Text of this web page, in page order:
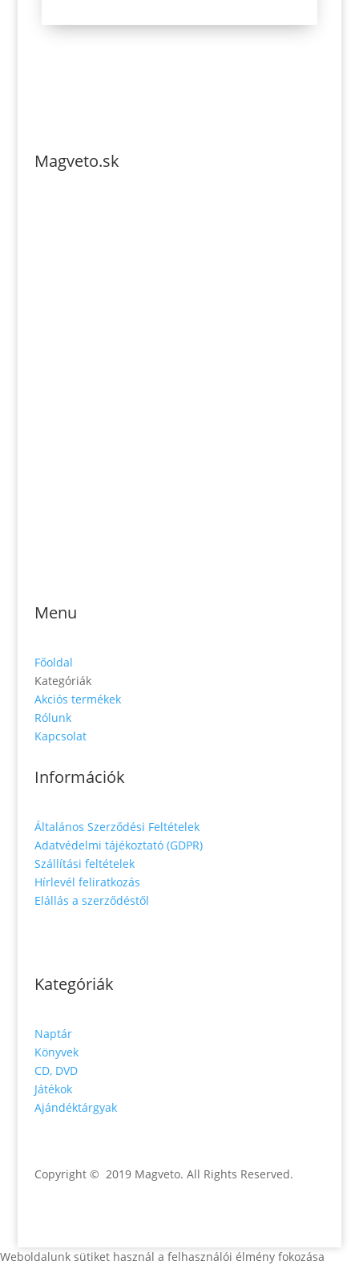
Magveto.sk
Menu
Főoldal
Kategóriák
Akciós termékek
Rólunk
Kapcsolat
Információk
Általános Szerződési Feltételek
Adatvédelmi tájékoztató (GDPR)
Szállítási feltételek
Hírlevél feliratkozás
Elállás a szerződéstől
Kategóriák
Naptár
Könyvek
CD, DVD
Játékok
Ajándéktárgyak
Copyright © 2019 Magveto. All Rights Reserved.
Weboldalunk sütiket használ a felhasználói élmény fokozása